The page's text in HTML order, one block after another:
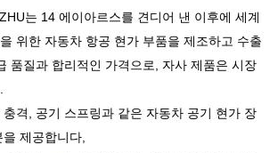
는 14 에이아르스를 견디어 낸 이후에 세계
위한 자동차 항공 현가 부품을 제조하고 수출
품질과 합리적인 가격으로, 자사 제품은 시장
격, 공기 스프링과 같은 자동차 공기 현가 장
제공합니다,